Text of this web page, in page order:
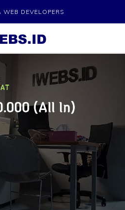
WEB DEVELOPERS